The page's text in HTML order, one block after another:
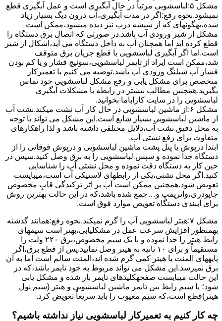
مشکل ۵:لباسشویی مرتباً در ﺣﺎل آﺑﮕﯿﺮی اﺳﺖ و ﻋﻤﻞ آﺑﮕﯿﺮی ﻗﻄﻊ
نمیشود.نحوه رﻓﻊ:اﮔﺮ در ﻣﺪت آﺑﮕﯿﺮی،آب درون دﯾﮓ ﺑﺴﯿﺎر زﯾﺎد
ﺷﺪه،بهگونهای ﮐﻪ از ﺷﯿﺸﻪ درب ﻧﯿﺰ دﯾﺪه میشود،ممکن است
مشکل از شیر ورودی آب باشد.در صورتی که اتصال برق دستگاه را
قطع کرده اید اما همچنان آب به داخل دستگاه می آید،اشکال از شیر
است.اما اگر آبگیری لباسشویی با قطع جریان برق متوقف
شد،ممکن است ایراد از تایمر لباسشویی،سوئیچ فشار و یا کم بودن
فشار آب شیلنگ ورودی آب باشد.توصیه می کنیم با تعمیرکار
متخصص برای مشکل یابی و رفع مشکل لباسشویی خود تماس
بگیرید.همچنین مطالب بیشتر در رابطه با مشکلات آبگیری
لباسشویی را در سایت کاراباما بخوانید.
مشکل ۶:از ﻣﺎﺷﯿﻦ لباسشویی در ﺣﺎل ﮐﺎر آب ﻧﺸﺖ میکند.نشت آب
از ماشین لباسشویی بسیار شایع است.این مشکل می تواند با توجه
به محل دقیق نشت آب،دلایل مختلفی داشته باشد و لذا راهکارهای
متفاوت برای رفع نشتی آب.
ابتدا درپوش یا پنل ﭘﺸﺖ ﻣﺎﺷﯿﻦ لباسشویی و درپوش ﻓﻮﻗﺎﻧﯽ را از
دستگاه ﺟﺪا ﻧﻤﻮده و ﺳﭙﺲ لباسشویی را ﺑﻪ ﺑﺮق وصل ﮐﻨﯿﺪ.سپس در
حین کار به دستگاه دقت نموده و ﻣﺤﻞ نشتی آب را ﺷﻨﺎﺳﺎﯾﯽ
کنید.اﮔﺮ ﻣﺤﻞ نشتی،ﯾﮑﯽ از رابطهای ﻻﺳﺘﯿﮑﯽ آب اﺳﺖ،میبایست
ﺗﻌﻮﯾﺾ شود.همچنین ﻣﻤﮑﻦ اﺳﺖ آب بر اثر ﺗﺮﮐﯿﺪﮔﯽ قابِ ﻣﺨﺼﻮص
ﺟﺎﭘﻮدری،واترپمپ و…جمع شده ﺑﺎﺷﺪ،ﮐﻪ در این حالت بهترین روش
برای آببندی دستگاه ﺗﻌﻮﯾﺾ ﻣﻮارد ﻓﻮق اﺳﺖ.
مشکل ۷:ﻫﯿﺘﺮ لباسشویی آب را ﮔﺮم نمیکند.نحوه رﻓﻊ:ﻫﻤﺎﻧﻨﺪ ﮔﺬﺷﺘﻪ
بهمنظور اﻓﺰاﯾﺶ ﺳﺮﻋﺖ ﻋﻤﻞ در مشکلیابی،بهتر است سیمهای
راﺑﻂ ﻫﯿﺘﺮ را ﺟﺪا ﻧﻤﻮده و ﺑﺎ ﯾﮏ ﺳﯿﻢ ﻣﺨﺼﻮص،برق ۲۲۰ ولت را
مستقیماً و برای ۱۰ ﺛﺎﻧﯿﻪ ﺑﻪ ﻫﯿﺘﺮ وصل نمایید.ﭘﺲ از ﻗﻄﻊ ﺑﺮق،اﮔﺮ
پایههای اﻟﻤﻨﺖ یا هیتر کمی ﮔﺮم ﺷﺪه اند،اﻟﻤﻨﺖ ﺳﺎﻟﻢ است اما ﺑﻪ آن
ﺑﺮق نمیرسد.اﯾﻦ ﻣﺸﮑﻞ می تواند مربوط به ﺧﻮد ﺗﺎﯾﻤﺮ باشد،ﮐﻪ در
این حالت میبایست صفحهکلیدهای ﺗﺎﯾﻤﺮ باز شده و مشکل یابی
شود؛ ﯾﺎ ﺳﯿﻢ راﺑﻂ ﺑﯿﻦ ﺗﺎﯾﻤﺮ ماشین لباسشویی و ﻫﯿﺘﺮ (سیم ﻧﻮل
ﻫﯿﺘﺮ)ﻗﻄﻊ اﺳﺖ،ﮐﻪ ﺳﯿﻢ ﻣﻌﯿﻮب را ﺑﺎﯾﺪ سریعاً ﺗﻌﻮﯾﺾ کرد.
چه کار کنیم به تعمیرکار لباسشویی نیاز نداشته باشیم؟